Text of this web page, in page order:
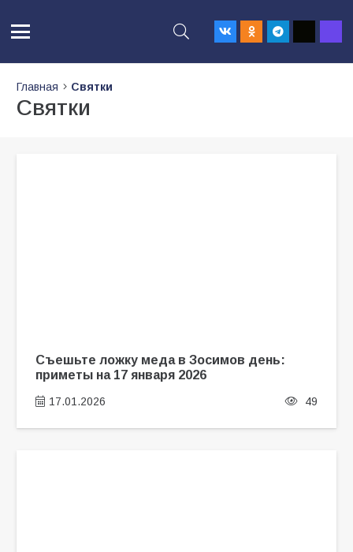
Главная Святки
Святки
Съешьте ложку меда в Зосимов день:
приметы на 17 января 2026
17.01.2026 49